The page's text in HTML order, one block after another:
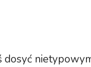
dosyć